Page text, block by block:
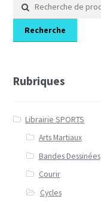
pour :
Recherche
Rubriques
Librairie SPORTS
Arts Martiaux
Bandes Dessinées
Courir
Cycles